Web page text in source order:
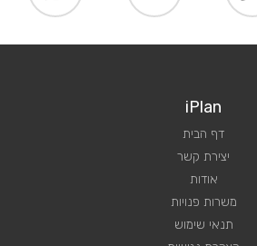
iPlan
דף הבית
יצירת קשר
אודות
משרות פנויות
תנאי שימוש